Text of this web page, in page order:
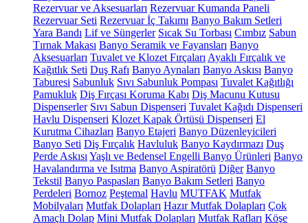
Rezervuar ve Aksesuarları Rezervuar Kumanda Paneli
Rezervuar Seti Rezervuar İç Takımı Banyo Bakım Setleri
Yara Bandı Lif ve Süngerler Sıcak Su Torbası Cımbız Sabun
Tırnak Makası Banyo Seramik ve Fayansları Banyo
Aksesuarları Tuvalet ve Klozet Fırçaları Ayaklı Fırçalık ve
Kağıtlık Seti Duş Rafı Banyo Aynaları Banyo Askısı Banyo
Taburesi Sabunluk Sıvı Sabunluk Pompası Tuvalet Kağıtlığı
Pamukluk Diş Fırçası Koruma Kabı Diş Macunu Kutusu
Dispenserler Sıvı Sabun Dispenseri Tuvalet Kağıdı Dispenseri
Havlu Dispenseri Klozet Kapak Örtüsü Dispenseri El
Kurutma Cihazları Banyo Etajeri Banyo Düzenleyicileri
Banyo Seti Diş Fırçalık Havluluk Banyo Kaydırmazı Duş
Perde Askısı Yaşlı ve Bedensel Engelli Banyo Ürünleri Banyo
Havalandırma ve Isıtma Banyo Aspiratörü Diğer Banyo
Tekstil Banyo Paspasları Banyo Bakım Setleri Banyo
Perdeleri Bornoz Peştemal Havlu MUTFAK Mutfak
Mobilyaları Mutfak Dolapları Hazır Mutfak Dolapları Çok
Amaçlı Dolap Mini Mutfak Dolapları Mutfak Rafları Köşe